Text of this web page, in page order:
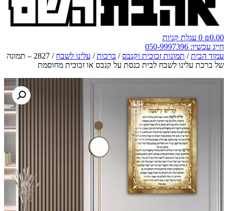
₪0.00
0 עגלת קניות
חייג עכשיו: 050-9997396
עמוד הבית/ תמונות זכוכית וקנבס/ ברכות/ עלינו לשבח
/ 2827 – תמונה
של ברכת עלינו לשבח לבית כנסת על קנבס או זכוכית מחוסמת